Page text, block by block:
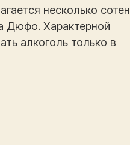
несколько сотен
Дюфо. Характерной
алкоголь только в